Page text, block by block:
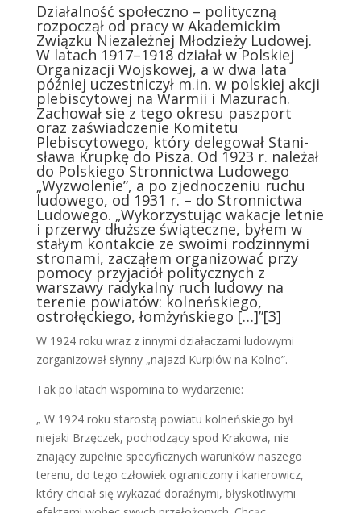
Działalność społeczno – polityczną
rozpoczął od pracy w Akademickim
Związku Niezależnej Młodzieży Ludowej.
W latach 1917–1918 działał wPolskiej
Organizacji Wojskowej, a w dwa lata
później uczestniczył m.in. w polskiej akcji
plebiscytowej na Warmii i Mazurach.
Zachował się z tego okresu paszport
oraz zaświadczenie Ko­mitetu
Plebiscytowego, który delegował Stani­
sława Krupkę do Pisza. Od 1923 r. należał
do Polskiego Stronnictwa Ludowego
„Wyzwolenie”, a po zjednoczeniu ruchu
ludowego, od 1931 r. – do Stronnictwa
Ludowego. „Wykorzystując wakacje letnie
i przerwy dłuższe świąteczne, byłem w
stałym kontakcie ze swoimi rodzinnymi
stronami, zacząłem organizować przy
pomocy przyjaciół politycznych z
warszawy radykalny ruch ludowy na
terenie powiatów: kolneńskiego,
ostrołęckiego, łomżyńskiego […]”[3]
W 1924 roku wraz z innymi działaczami lu­dowymi
zorganizował słynny „najazd Kurpiów na Ko­lno”.
Tak po latach wspomina to wydarzenie:
„ W 1924 roku starostą powiatu kolneńskiego był
niejaki Brzęczek, pochodzący spod Krakowa, nie
znający zupełnie specyficznych warunków naszego
terenu, do tego człowiek ograniczony i karierowicz,
który chciał się wykazać doraźnymi, błyskotliwymi